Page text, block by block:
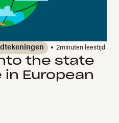
2minuten leestijd
the state
in European